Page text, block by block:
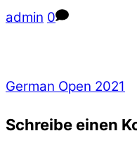
admin 0
German Open 2021
Schreibe einen